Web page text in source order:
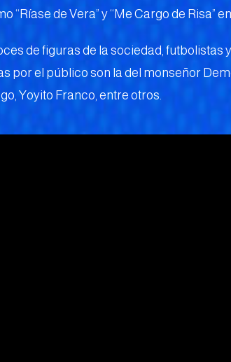
“Ríase de Vera” y “Me Cargo de Risa”
de figuras de la sociedad, futbolistas
por el público son la del monseñor
Yoyito Franco, entre otros.